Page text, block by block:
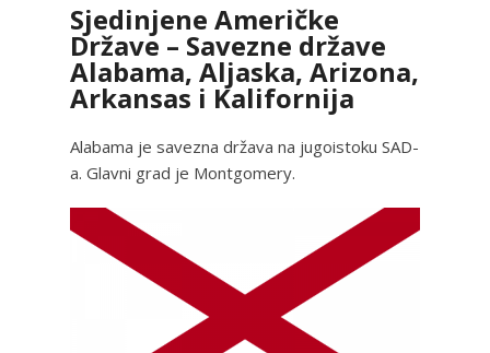
Sjedinjene Američke
Države – Savezne države
Alabama, Aljaska, Arizona,
Arkansas i Kalifornija
Alabama je savezna država na jugoistoku SAD-
a. Glavni grad je Montgomery.